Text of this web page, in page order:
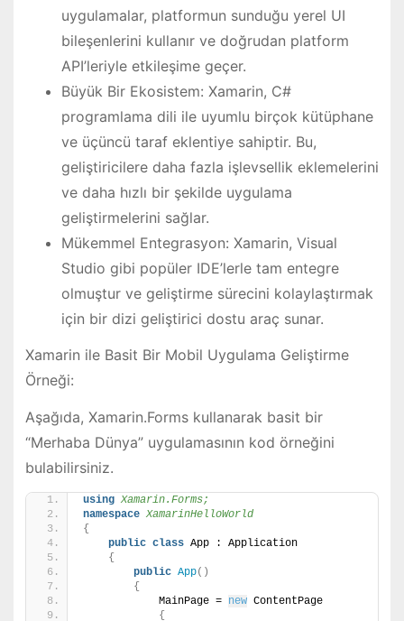
uygulamalar, platformun sunduğu yerel UI
bileşenlerini kullanır ve doğrudan platform
API’leriyle etkileşime geçer.
Büyük Bir Ekosistem: Xamarin, C#
programlama dili ile uyumlu birçok kütüphane
ve üçüncü taraf eklentiye sahiptir. Bu,
geliştiricilere daha fazla işlevsellik eklemelerini
ve daha hızlı bir şekilde uygulama
geliştirmelerini sağlar.
Mükemmel Entegrasyon: Xamarin, Visual
Studio gibi popüler IDE’lerle tam entegre
olmuştur ve geliştirme sürecini kolaylaştırmak
için bir dizi geliştirici dostu araç sunar.
Xamarin ile Basit Bir Mobil Uygulama Geliştirme
Örneği:
Aşağıda, Xamarin.Forms kullanarak basit bir
“Merhaba Dünya” uygulamasının kod örneğini
bulabilirsiniz.
using Xamarin.Forms;
namespace XamarinHelloWorld
{
public class App : Application
{
public App()
{
            MainPage =
new ContentPage
{